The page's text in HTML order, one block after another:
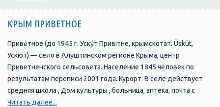
КРЫМ ПРИВЕТНОЕ
Приве́тное (до 1945 г. Уску́т Привітне, крымскотат. Üsküt,
Ускют) — село в Алуштинском регионе Крыма, центр
Приветненского сельсовета. Население 1845 человек по
результатам переписи 2001 года. Курорт. В селе действует
средняя школа , Дом культуры , больница, аптека, почта с
переговорным пунктом , восстановлена старинная мечеть .
Читать далее...